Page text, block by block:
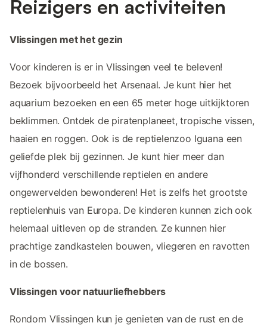
Reizigers en activiteiten
Vlissingen met het gezin
Voor kinderen is er in Vlissingen veel te beleven!
Bezoek bijvoorbeeld het Arsenaal. Je kunt hier het
aquarium bezoeken en een 65 meter hoge uitkijktoren
beklimmen. Ontdek de piratenplaneet, tropische vissen,
haaien en roggen. Ook is de reptielenzoo Iguana een
geliefde plek bij gezinnen. Je kunt hier meer dan
vijfhonderd verschillende reptielen en andere
ongewervelden bewonderen! Het is zelfs het grootste
reptielenhuis van Europa. De kinderen kunnen zich ook
helemaal uitleven op de stranden. Ze kunnen hier
prachtige zandkastelen bouwen, vliegeren en ravotten
in de bossen.
Vlissingen voor natuurliefhebbers
Rondom Vlissingen kun je genieten van de rust en de